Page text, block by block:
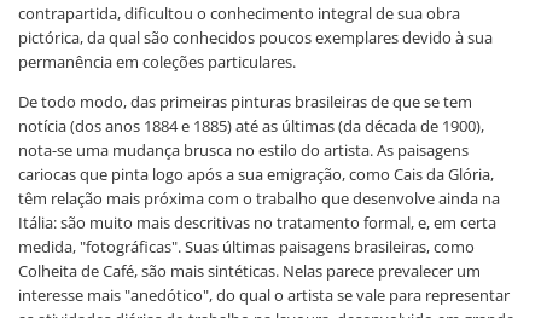
contrapartida, dificultou o conhecimento integral de sua obra
pictórica, da qual são conhecidos poucos exemplares devido à sua
permanência em coleções particulares.
De todo modo, das primeiras pinturas brasileiras de que se tem
notícia (dos anos 1884 e 1885) até as últimas (da década de 1900),
nota-se uma mudança brusca no estilo do artista. As paisagens
cariocas que pinta logo após a sua emigração, como Cais da Glória,
têm relação mais próxima com o trabalho que desenvolve ainda na
Itália: são muito mais descritivas no tratamento formal, e, em certa
medida, "fotográficas". Suas últimas paisagens brasileiras, como
Colheita de Café, são mais sintéticas. Nelas parece prevalecer um
interesse mais "anedótico", do qual o artista se vale para representar